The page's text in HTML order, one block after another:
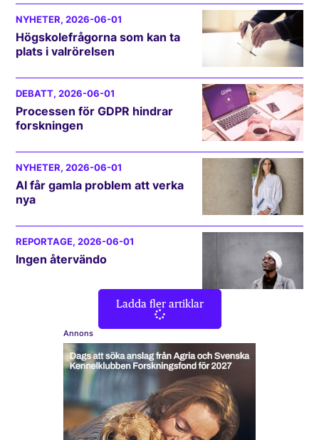
NYHETER, 2026-06-01
Högskolefrågorna som kan ta
plats i valrörelsen
DEBATT, 2026-06-01
Processen för GDPR hindrar
forskningen
NYHETER, 2026-06-01
AI får gamla problem att verka
nya
REPORTAGE, 2026-06-01
Ingen återvändo
Ladda fler artiklar
Annons